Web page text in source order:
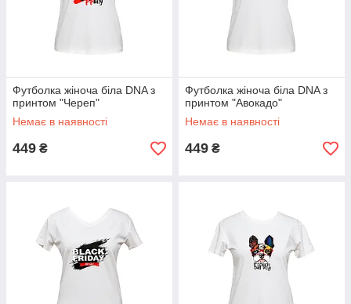
Футболка жіноча біла DNA з
принтом "Череп"
Немає в наявності
449 ₴
Футболка жіноча біла DNA з
принтом "Авокадо"
Немає в наявності
449 ₴